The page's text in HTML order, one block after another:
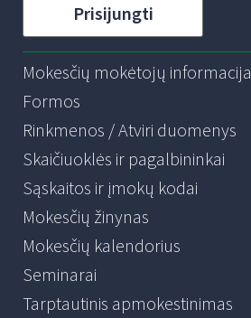
Prisijungti
Mokesčių mokėtojų informacija
Formos
Rinkmenos / Atviri duomenys
Skaičiuoklės ir pagalbininkai
Sąskaitos ir įmokų kodai
Mokesčių žinynas
Mokesčių kalendorius
Seminarai
Tarptautinis apmokestinimas